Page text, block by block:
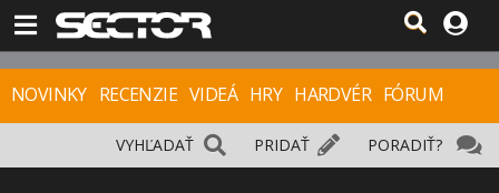
NOVINKY RECENZIE VIDEÁ HRY HARDVÉR FÓRUM
PORADIŤ?
PRIDAŤ
VYHĽADAŤ